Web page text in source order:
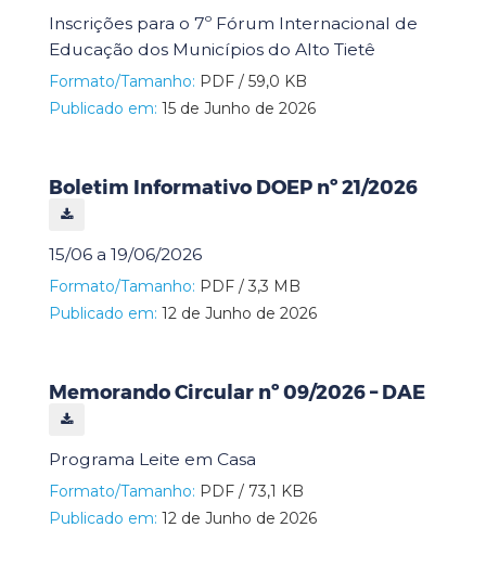
Inscrições para o 7º Fórum Internacional de
Educação dos Municípios do Alto Tietê
Formato/Tamanho: PDF / 59,0 KB
Publicado em: 15 de Junho de 2026
Boletim Informativo DOEP nº 21/2026
15/06 a 19/06/2026
Formato/Tamanho: PDF / 3,3 MB
Publicado em: 12 de Junho de 2026
Memorando Circular nº 09/2026 – DAE
Programa Leite em Casa
Formato/Tamanho: PDF / 73,1 KB
Publicado em: 12 de Junho de 2026